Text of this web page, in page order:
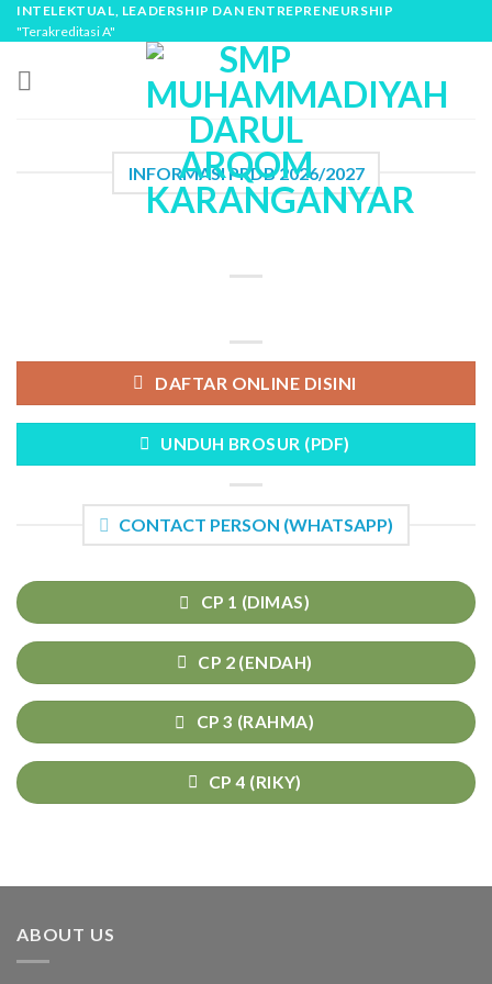
Skip
to
content
INTELEKTUAL, LEADERSHIP DAN ENTREPRENEURSHIP
"Terakreditasi A"
INFORMASI PPDB 2026/2027
DAFTAR ONLINE DISINI
UNDUH BROSUR (PDF)
CONTACT PERSON (WHATSAPP)
CP 1 (DIMAS)
CP 2 (ENDAH)
CP 3 (RAHMA)
CP 4 (RIKY)
ABOUT US